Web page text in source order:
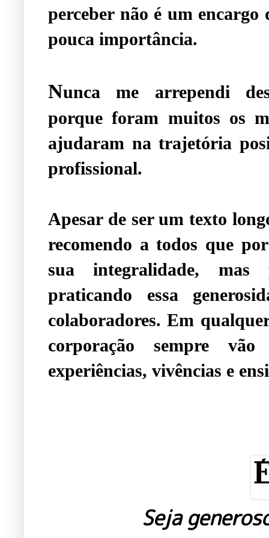
perceber não é um encargo
pouca importância.
Nunca me arrependi
porque foram muitos os
ajudaram na trajetória
profissional.
Apesar de ser um texto
recomendo a todos que
sua integralidade, mas
praticando essa
colaboradores. Em
corporação sempre
experiências, vivências e
Seja